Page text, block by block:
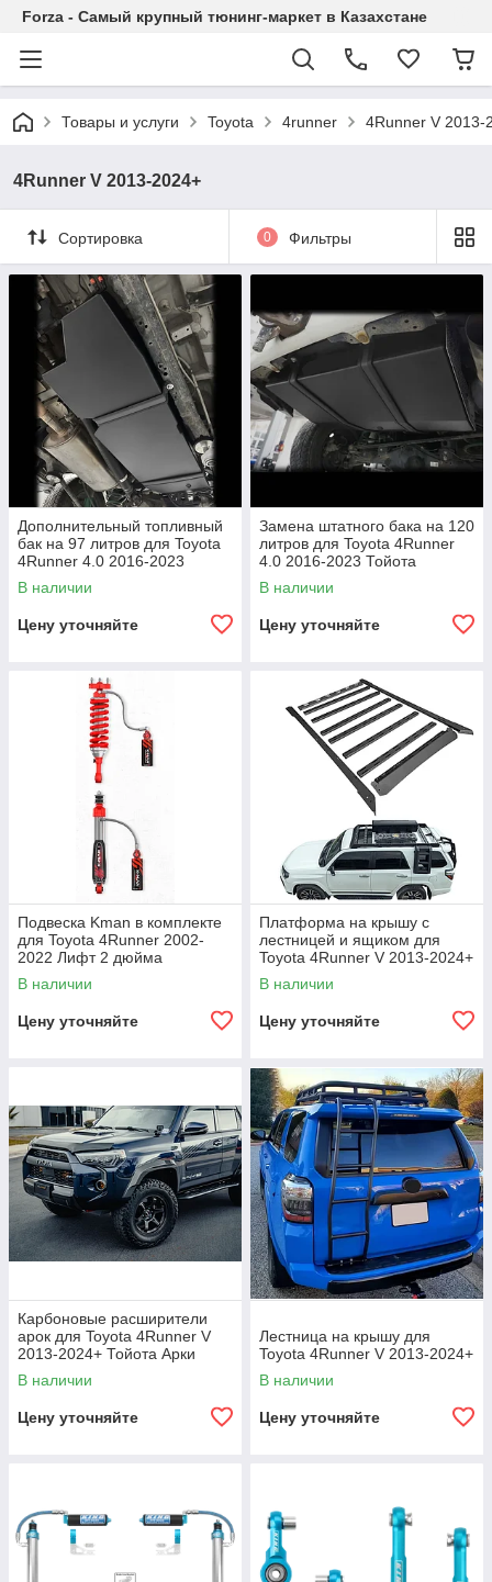
Forza - Самый крупный тюнинг-маркет в Казахстане
Товары и услуги Toyota 4runner 4Runner V 2013-
4Runner V 2013-2024+
Сортировка 0 Фильтры
Дополнительный топливный
бак на 97 литров для Toyota
4Runner 4.0 2016-2023
Тойота основной бак насос
В наличии
Цену уточняйте
Замена штатного бака на 120
литров для Toyota 4Runner
4.0 2016-2023 Тойота
основной бак насос
В наличии
Цену уточняйте
Подвеска Kman в комплекте
для Toyota 4Runner 2002-
2022 Лифт 2 дюйма
амортизаторы аморты
В наличии
Цену уточняйте
Платформа на крышу с
лестницей и ящиком для
Toyota 4Runner V 2013-2024+
Тойота багажник
В наличии
Цену уточняйте
Карбоновые расширители
арок для Toyota 4Runner V
2013-2024+ Тойота Арки
обвес
В наличии
Цену уточняйте
Лестница на крышу для
Toyota 4Runner V 2013-2024+
В наличии
Цену уточняйте